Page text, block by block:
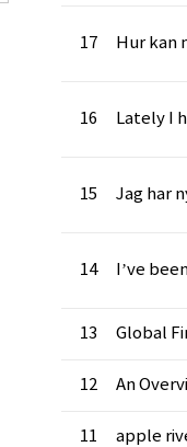
17 Hur kan
16 Lately I
15 Jag har
14 I’ve
13 Global
12 An
11 apple